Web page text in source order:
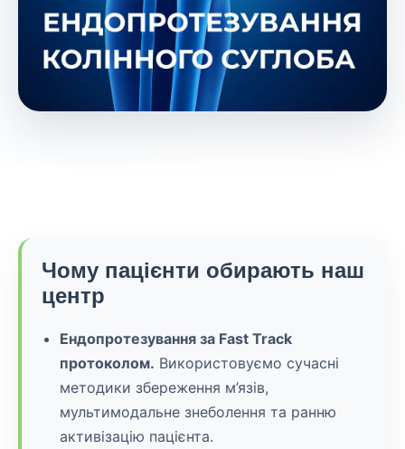
Чому пацієнти обирають наш
центр
Ендопротезування за Fast Track
протоколом. Використовуємо сучасні
методики збереження м’язів,
мультимодальне знеболення та ранню
активізацію пацієнта.